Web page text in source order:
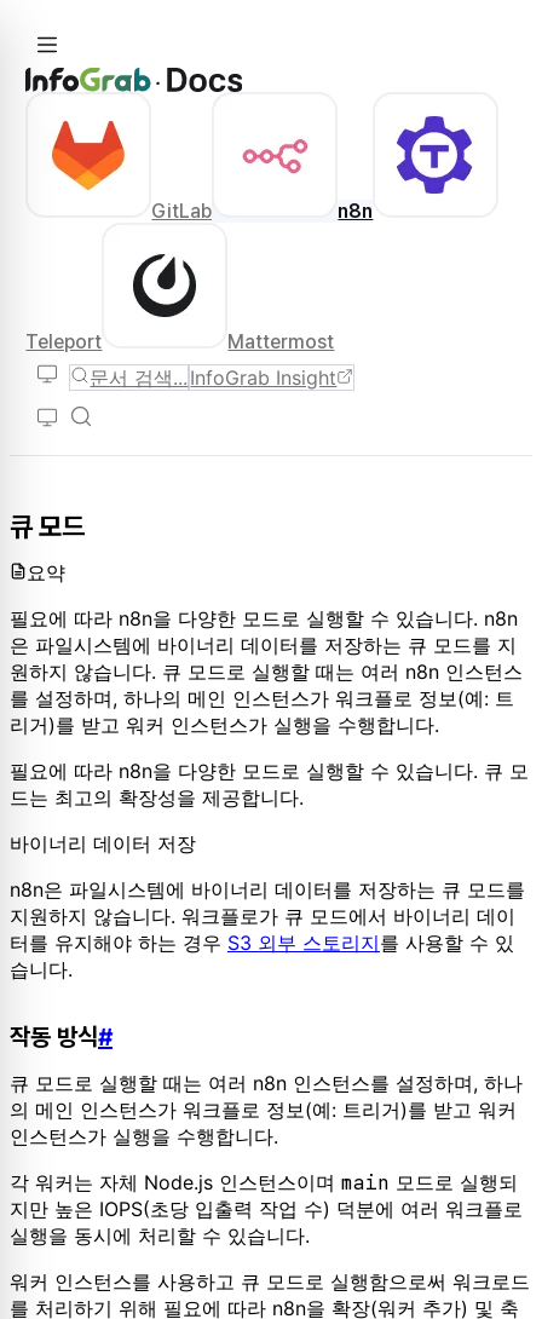
GitLab n8n
Teleport Mattermost
문서 검색... InfoGrab Insight
큐 모드
요약
필요에 따라 n8n을 다양한 모드로 실행할 수 있습니다. n8n
은 파일시스템에 바이너리 데이터를 저장하는 큐 모드를 지
원하지 않습니다. 큐 모드로 실행할 때는 여러 n8n 인스턴스
를 설정하며, 하나의 메인 인스턴스가 워크플로 정보(예: 트
리거)를 받고 워커 인스턴스가 실행을 수행합니다.
필요에 따라 n8n을 다양한 모드로 실행할 수 있습니다. 큐 모
드는 최고의 확장성을 제공합니다.
바이너리 데이터 저장
n8n은 파일시스템에 바이너리 데이터를 저장하는 큐 모드를
지원하지 않습니다. 워크플로가 큐 모드에서 바이너리 데이
터를 유지해야 하는 경우 S3 외부 스토리지를 사용할 수 있
습니다.
작동 방식#
큐 모드로 실행할 때는 여러 n8n 인스턴스를 설정하며, 하나
의 메인 인스턴스가 워크플로 정보(예: 트리거)를 받고 워커
인스턴스가 실행을 수행합니다.
각 워커는 자체 Node.js 인스턴스이며 main 모드로 실행되
지만 높은 IOPS(초당 입출력 작업 수) 덕분에 여러 워크플로
실행을 동시에 처리할 수 있습니다.
워커 인스턴스를 사용하고 큐 모드로 실행함으로써 워크로드
를 처리하기 위해 필요에 따라 n8n을 확장(워커 추가) 및 축